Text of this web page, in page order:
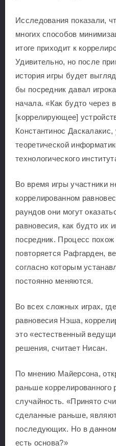
Исследования показали,
многих способов
итоге приходит к
Удивительно, но после
история игры будет
бы посредник давал
начала. «Как будто через
[коррелирующее]
Константинос
теоретической
технологического
Во время игры участники
коррелированном
раундов они могут
равновесия, как будто их
посредник. Процесс
повторяется Рафгарден,
согласно которым
постоянно меняются.
Во всех сложных играх,
равновесия Нэша,
это «естественный
решения, считает Нисан.
По мнению Майерсона,
раньше
случайность. «Принято
сделанные раньше,
последующих. Но в
есть основа?»